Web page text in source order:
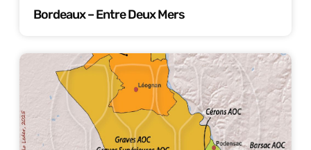
Bordeaux – Entre Deux Mers